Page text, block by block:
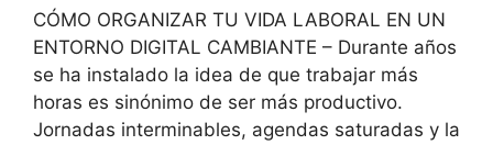
CÓMO ORGANIZAR TU VIDA LABORAL EN UN
ENTORNO DIGITAL CAMBIANTE – Durante años
se ha instalado la idea de que trabajar más
horas es sinónimo de ser más productivo.
Jornadas interminables, agendas saturadas y la